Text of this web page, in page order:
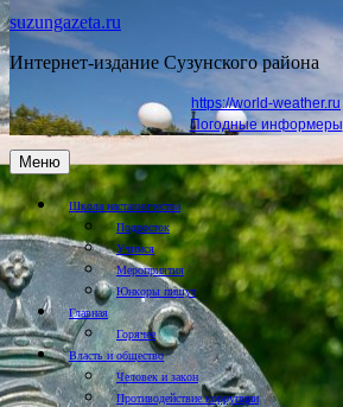
suzungazeta.ru
Интернет-издание Сузунского района
https://world-weather.ru
Погодные информеры
Меню
Школа наставничества
Подросток
Учимся
Мероприятия
Юнкоры пишут
Главная
Горячее
Власть и общество
Человек и закон
Противодействие коррупции